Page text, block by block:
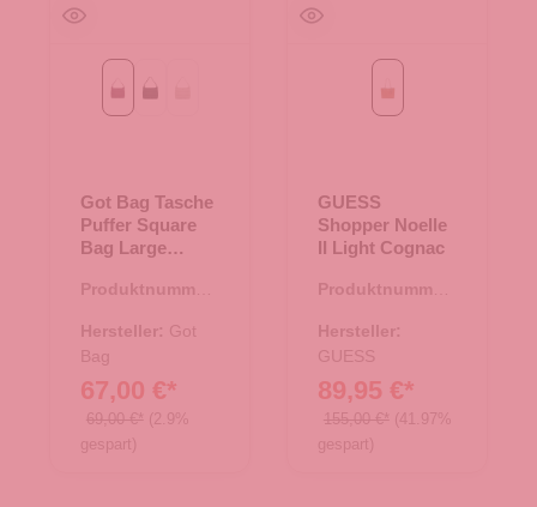
kraken mono
monochrome black
Got Bag Tasche
Puffer Square
Bag Large
Produktnummer:
Hersteller: Got
Bag
67,00 €*
69,00 €* (2.9%
gespart)
Light Cognac
GUESS
Shopper Noelle
II Light Cognac
Produktnummer:
Hersteller:
GUESS
89,95 €*
155,00 €* (41.97%
gespart)